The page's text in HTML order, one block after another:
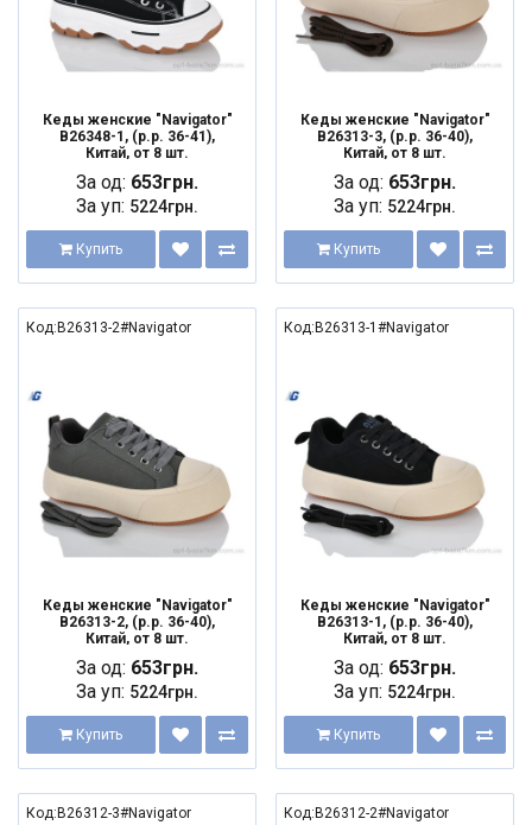
Кеды женские "Navigator"
B26348-1, (р.р. 36-41),
Китай, от 8 шт.
За од: 653грн.
За уп: 5224грн.
Купить
Кеды женские "Navigator"
B26313-3, (р.р. 36-40),
Китай, от 8 шт.
За од: 653грн.
За уп: 5224грн.
Купить
Код:B26313-2#Navigator
Кеды женские "Navigator"
B26313-2, (р.р. 36-40),
Китай, от 8 шт.
За од: 653грн.
За уп: 5224грн.
Купить
Код:B26313-1#Navigator
Кеды женские "Navigator"
B26313-1, (р.р. 36-40),
Китай, от 8 шт.
За од: 653грн.
За уп: 5224грн.
Купить
Код:B26312-3#Navigator Код:B26312-2#Navigator